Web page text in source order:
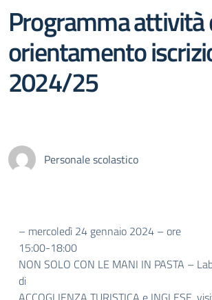
Programma attività
orientamento
2024/25
Personale scolastico
– mercoledì 24 gennaio 2024 – ore
15:00-18:00
NON SOLO CON LE MANI IN PASTA –
di